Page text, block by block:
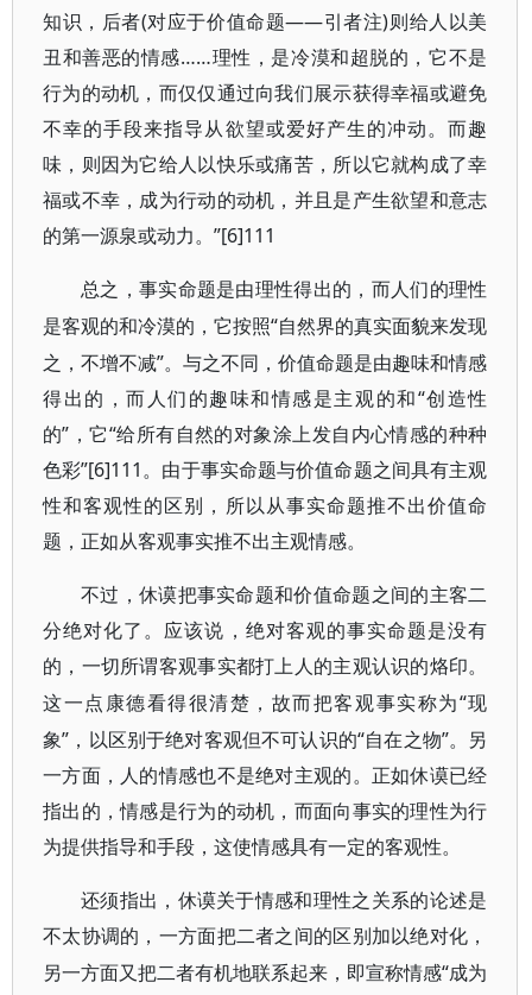
知识，后者(对应于价值命题——引者注)则给人以美
丑和善恶的情感……理性，是冷漠和超脱的，它不是
行为的动机，而仅仅通过向我们展示获得幸福或避免
不幸的手段来指导从欲望或爱好产生的冲动。而趣
味，则因为它给人以快乐或痛苦，所以它就构成了幸
福或不幸，成为行动的动机，并且是产生欲望和意志
的第一源泉或动力。”[6]111
总之，事实命题是由理性得出的，而人们的理性
是客观的和冷漠的，它按照“自然界的真实面貌来发现
之，不增不减”。与之不同，价值命题是由趣味和情感
得出的，而人们的趣味和情感是主观的和“创造性
的”，它“给所有自然的对象涂上发自内心情感的种种
色彩”[6]111。由于事实命题与价值命题之间具有主观
性和客观性的区别，所以从事实命题推不出价值命
题，正如从客观事实推不出主观情感。
不过，休谟把事实命题和价值命题之间的主客二
分绝对化了。应该说，绝对客观的事实命题是没有
的，一切所谓客观事实都打上人的主观认识的烙印。
这一点康德看得很清楚，故而把客观事实称为“现
象”，以区别于绝对客观但不可认识的“自在之物”。另
一方面，人的情感也不是绝对主观的。正如休谟已经
指出的，情感是行为的动机，而面向事实的理性为行
为提供指导和手段，这使情感具有一定的客观性。
还须指出，休谟关于情感和理性之关系的论述是
不太协调的，一方面把二者之间的区别加以绝对化，
另一方面又把二者有机地联系起来，即宣称情感“成为